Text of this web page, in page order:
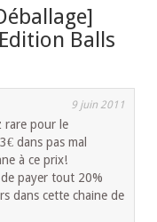
Balls
9 juin 2011
rare pour le
dans pas mal
à ce prix!
de payer tout 20%
dans cette chaine de